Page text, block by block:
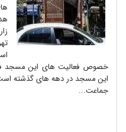
خصوص فعالیت های این مسجد
این مسجد در دهه های گذشته
جماعت‌...